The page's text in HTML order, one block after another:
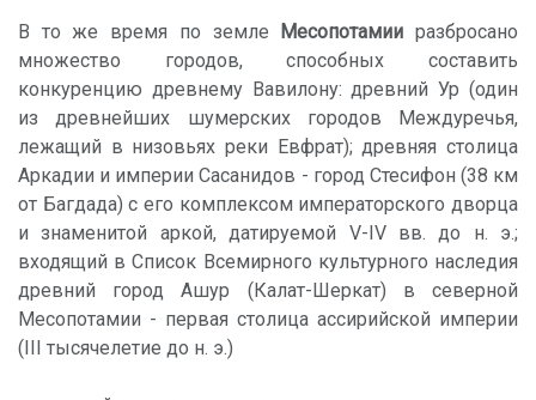
В то же время по земле Месопотамии разбросано
множество городов, способных составить
конкуренцию древнему Вавилону: древний Ур (один
из древнейших шумерских городов Междуречья,
лежащий в низовьях реки Евфрат); древняя столица
Аркадии и империи Сасанидов - город Стесифон (38 км
от Багдада) с его комплексом императорского дворца
и знаменитой аркой, датируемой V-IV вв. до н. э.;
входящий в Список Всемирного культурного наследия
древний город Ашур (Калат-Шеркат) в северной
Месопотамии - первая столица ассирийской империи
(III тысячелетие до н. э.)